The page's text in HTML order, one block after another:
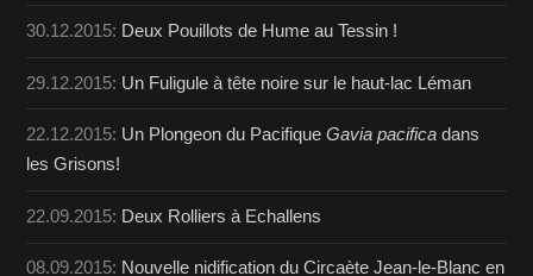
30.12.2015: Deux Pouillots de Hume au Tessin !
29.12.2015: Un Fuligule à tête noire sur le haut-lac Léman
22.12.2015: Un Plongeon du PacifiqueGavia pacifica dans
les Grisons!
22.09.2015: Deux Rolliers à Echallens
08.09.2015: Nouvelle nidification du Circaète Jean-le-Blanc en